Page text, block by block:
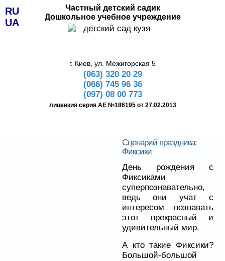
RU
UA
Частный детский садик
Дошкольное учебное учреждение
г. Киев, ул. Межигорская 5
(063) 320 20 29
(066) 745 96 36
(097) 08 00 773
лицензия серия АЕ №186195 от 27.02.2013
Сценарий праздника:
Фиксики
День рождения с
Фиксиками
суперпознавательно,
ведь они учат с
интересом познавать
этот прекрасный и
удивительный мир.
А кто такие Фиксики?
Большой-большой